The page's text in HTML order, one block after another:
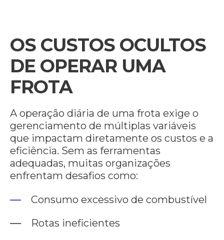
OS CUSTOS OCULTOS
DE OPERAR UMA
FROTA
A operação diária de uma frota exige o
gerenciamento de múltiplas variáveis
que impactam diretamente os custos e a
eficiência. Sem as ferramentas
adequadas, muitas organizações
enfrentam desafios como:
Consumo excessivo de combustível
Rotas ineficientes